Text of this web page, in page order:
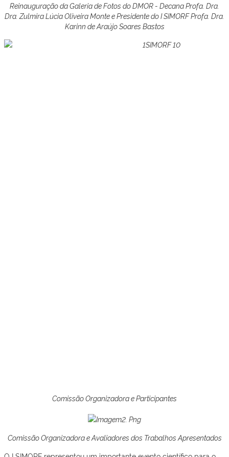
Reinauguração da Galeria de Fotos do DMOR - Decana Profa. Dra.
Dra. Zulmira Lúcia Oliveira Monte e Presidente do I SIMORF Profa. Dra.
Karinn de Araújo Soares Bastos
Comissão Organizadora e Participantes
Comissão Organizadora e Avaliadores dos Trabalhos Apresentados